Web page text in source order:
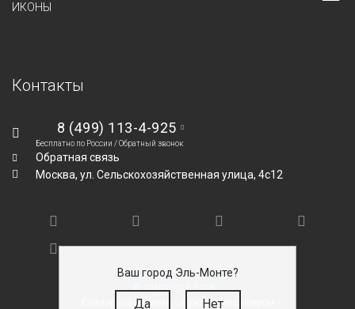
Ваш город Эль-Монте?
Да Нет
ИКОНЫ
Контакты
8 (499) 113-4-925
Бесплатно по России /Обратный звонок
Обратная связь
Москва, ул. Сельскохозяйственная улица, 4с12
© SILVEROFF 2026
Ювелирные изделия с мужским характером